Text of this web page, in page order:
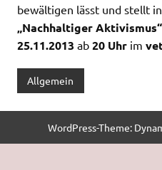
bewältigen lässt und stellt
„Nachhaltiger Aktivismus“
25.11.2013 ab 20 Uhr im
Allgemein
WordPress-Theme: